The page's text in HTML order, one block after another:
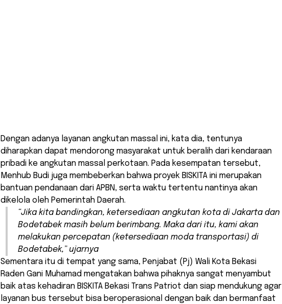
Dengan adanya layanan angkutan massal ini, kata dia, tentunya
diharapkan dapat mendorong masyarakat untuk beralih dari kendaraan
pribadi ke angkutan massal perkotaan. Pada kesempatan tersebut,
Menhub Budi juga membeberkan bahwa proyek BISKITA ini merupakan
bantuan pendanaan dari APBN, serta waktu tertentu nantinya akan
dikelola oleh Pemerintah Daerah.
“Jika kita bandingkan, ketersediaan angkutan kota di Jakarta dan
Bodetabek masih belum berimbang. Maka dari itu, kami akan
melakukan percepatan (ketersediaan moda transportasi) di
Bodetabek,” ujarnya
Sementara itu di tempat yang sama, Penjabat (Pj) Wali Kota Bekasi
Raden Gani Muhamad mengatakan bahwa pihaknya sangat menyambut
baik atas kehadiran BISKITA Bekasi Trans Patriot dan siap mendukung agar
layanan bus tersebut bisa beroperasional dengan baik dan bermanfaat